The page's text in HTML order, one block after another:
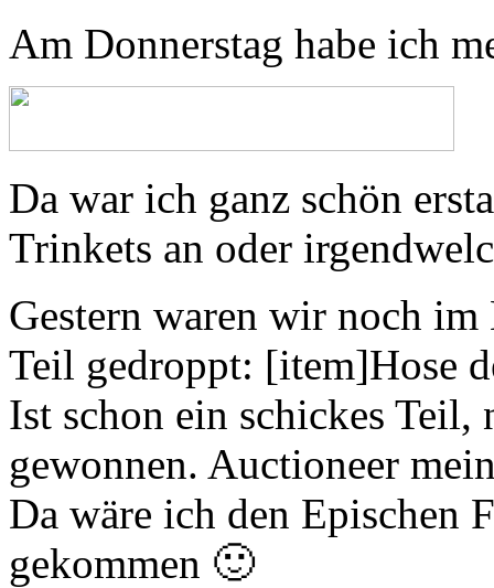
Am Donnerstag habe ich
Da war ich ganz schön
Trinkets an oder
Gestern waren wir noch
Teil gedroppt: [item]Hose
Ist schon ein schickes
gewonnen. Auctioneer
Da wäre ich den Epischen
gekommen 🙂